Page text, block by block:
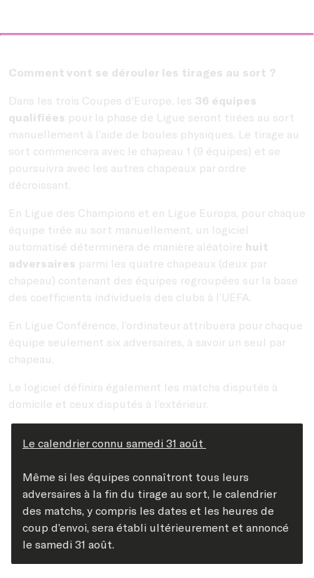
Comment vont se dérouler les tirages au sort ?
Dans les trois Coupes d’Europe, les 36 équipes
qualifiées pour la phase de Ligue seront tirées au sort
manuellement à l’aide de boules physiques. Le tirage au
sort commencera avec le chapeau 1 (9 équipes) et se
poursuivra avec les autres chapeaux par ordre
décroissant.
En Ligue des Champions et en Ligue Europa, pour chaque
équipe tirée au sort manuellement, un logiciel
automatisé déterminera de manière aléatoire huit
adversaires parmi les quatre chapeaux (deux par
chapeau) contenant des équipes regroupées sur la base
des coefficients individuels des clubs à l’UEFA.
En Ligue Conférence, l’ordinateur attribuera pour chaque
équipe seulement six adversaires, à savoir un seul par
chapeau.
Le logiciel définira également les matchs disputés à
domicile et ceux disputés à l’extérieur.
Le calendrier connu samedi 31 août
Même si les équipes connaîtront tous leurs
adversaires à la fin du tirage au sort, le calendrier
des matchs, y compris les dates et les heures de
coup d’envoi, sera établi ultérieurement et annoncé
le samedi 31 août.